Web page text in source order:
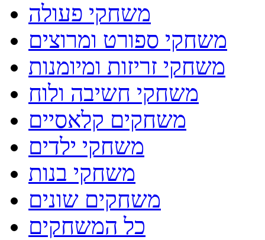
משחקי פעולה
משחקי ספורט ומרוצים
משחקי זריזות ומיומנות
משחקי חשיבה ולוח
משחקים קלאסיים
משחקי ילדים
משחקי בנות
משחקים שונים
כל המשחקים